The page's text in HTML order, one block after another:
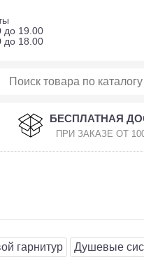
до 19.00
до 18.00
БЕСПЛАТНАЯ
ПРИ ЗАКАЗЕ ОТ
гарнитур Душевые